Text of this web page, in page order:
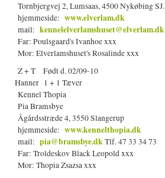
Tornbjergvej 2, Lumsaas, 4500 Nykøbing SJ.
hjemmeside: www.elverlam.dk
mail: kennelelverlamshuset@elverlam.dk
Far: Poulsgaard's Ivanhoe xxx
Mor: Elverlamshuset's Rosalinde xxx
Z + T Født d. 02/09-10
Hanner 1 + 1 Tæver
Kennel Thopia
Pia Bramsbye
Ågårdsstræde 4, 3550 Slangerup
hjemmeside: www.kennelthopia.dk
mail: pia@bramsbye.dkTlf. 47 33 34 73
Far: Troldeskov Black Leopold xxx
Mor: Thopia Zsazsa xxx